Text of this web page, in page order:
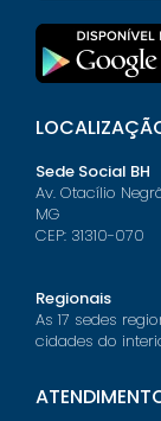
Sede Social BH
Av. Otacílio
MG
CEP: 31310-070
Regionais
As 17 sedes
cidades do